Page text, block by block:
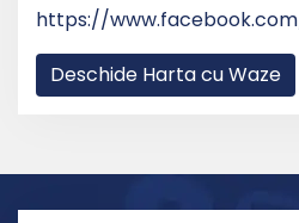
https://
Deschide Harta cu Waze